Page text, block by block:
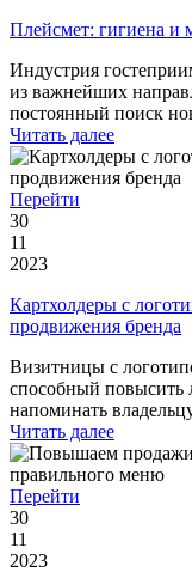
Плейсмет: гигиена и
Индустрия
из важнейших
постоянный поиск
Читать далее
Перейти
30
11
2023
Картхолдеры с
продвижения бренда
Визитницы с
способный повысить
напоминать
Читать далее
Перейти
30
11
2023